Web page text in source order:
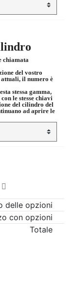
chiamata
del vostro
il numero è
stessa gamma,
le stesse chiavi
del cilindro del
ad aprire le
delle opzioni
con opzioni
Totale